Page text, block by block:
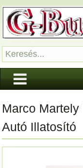
Marco
Autó Illatosító